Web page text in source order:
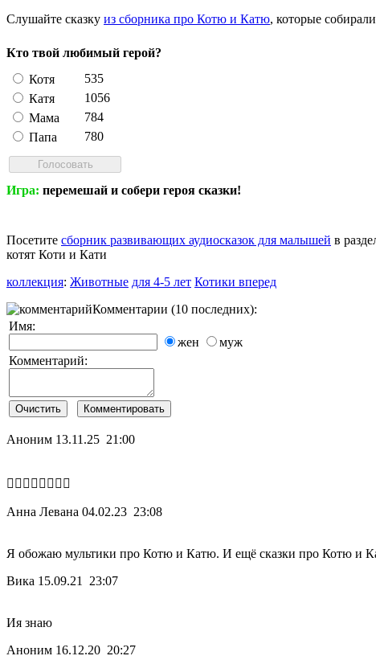
Слушайте сказку из сборника про Котю и Катю, которые
Кто твой любимый герой?
Котя
535
Катя
1056
Мама
784
Папа
780
Игра: перемешай и собери героя сказки!
Посетите сборник развивающих аудиосказок для малышей в
котят Коти и Кати
коллекция: Животные для 4-5 лет Котики вперед
Комментарии (10 последних):
Имя:
жен
муж
Комментарий:
Аноним 13.11.25 21:00
👎🏻👎🏻👎🏻👎🏻
Анна Левана 04.02.23 23:08
Я обожаю мультики про Котю и Катю. И ещё сказки про Котю и
Вика 15.09.21 23:07
Ия знаю
Аноним 16.12.20 20:27